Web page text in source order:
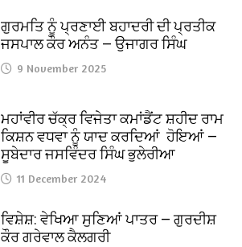
ਗੁਰਮਤਿ ਨੂੰ ਪ੍ਰਣਾਈ ਬਹਾਦਰੀ ਦੀ ਪ੍ਰਤੀਕ
ਜਸਪਾਲ ਕੌਰ ਅਨੰਤ — ਉਜਾਗਰ ਸਿੰਘ
9 November 2025
ਮਹਾਂਵੀਰ ਚੱਕ੍ਰ ਵਿਜੇਤਾ ਕਮਾਂਡੈਂਟ ਸ਼ਹੀਦ ਰਾਮ
ਕਿਸ਼ਨ ਵਧਵਾ ਨੂੰ ਯਾਦ ਕਰਦਿਆਂ ਹੋਇਆਂ —
ਸੂਬੇਦਾਰ ਜਸਵਿੰਦਰ ਸਿੰਘ ਭੁਲੇਰੀਆ
11 December 2024
ਵਿਸ਼ੇਸ਼: ਵੇਖਿਆ ਸੁਣਿਆਂ ਪਾਤਰ — ਗੁਰਦੀਸ਼
ਕੌਰ ਗਰੇਵਾਲ ਕੈਲਗਰੀ